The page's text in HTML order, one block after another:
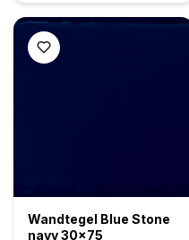
Wandtegel Blue Stone
navy 30x75